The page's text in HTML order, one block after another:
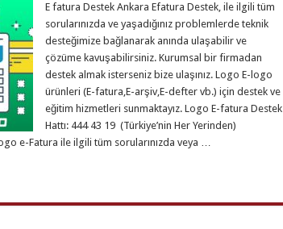
E fatura Destek Ankara Efatura Destek, ile ilgili tüm
sorularınızda ve yaşadığınız problemlerde teknik
desteğimize bağlanarak anında ulaşabilir ve
çözüme kavuşabilirsiniz. Kurumsal bir firmadan
destek almak isterseniz bize ulaşınız. Logo E-logo
ürünleri (E-fatura,E-arşiv,E-defter vb.) için destek ve
eğitim hizmetleri sunmaktayız. Logo E-fatura Destek
Hattı: 444 43 19 (Türkiye’nin Her Yerinden)
e-Fatura ile ilgili tüm sorularınızda veya …